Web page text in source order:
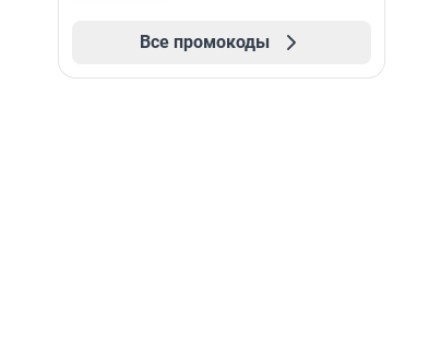
Все промокоды